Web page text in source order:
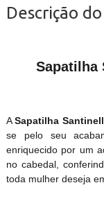
Descrição
Sapatilha
ASapatilha
se pelo seu
enriquecido por um
no cabedal,
toda mulher deseja